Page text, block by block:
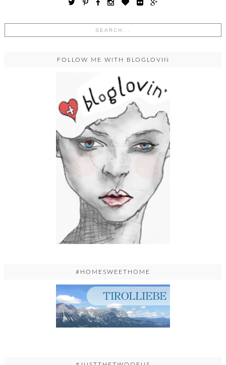
FOLLOW ME WITH BLOGLOVIN
#HOMESWEETHOME